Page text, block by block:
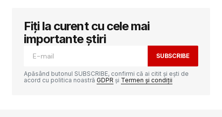
Adresa ta de email nu va fi publicată.
Câmpurile obligatorii sunt marcate cu
Fiți la curent cu cele mai
importante știri
SUBSCRIBE
Apăsând butonul SUBSCRIBE, confirmi că ai citit și ești de
acord cu politica noastră GDPR și Termen și condiții